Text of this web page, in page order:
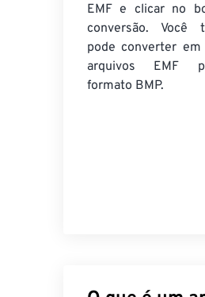
EMF e clicar no
conversão. Você
pode converter
arquivos EMF
formato BMP.